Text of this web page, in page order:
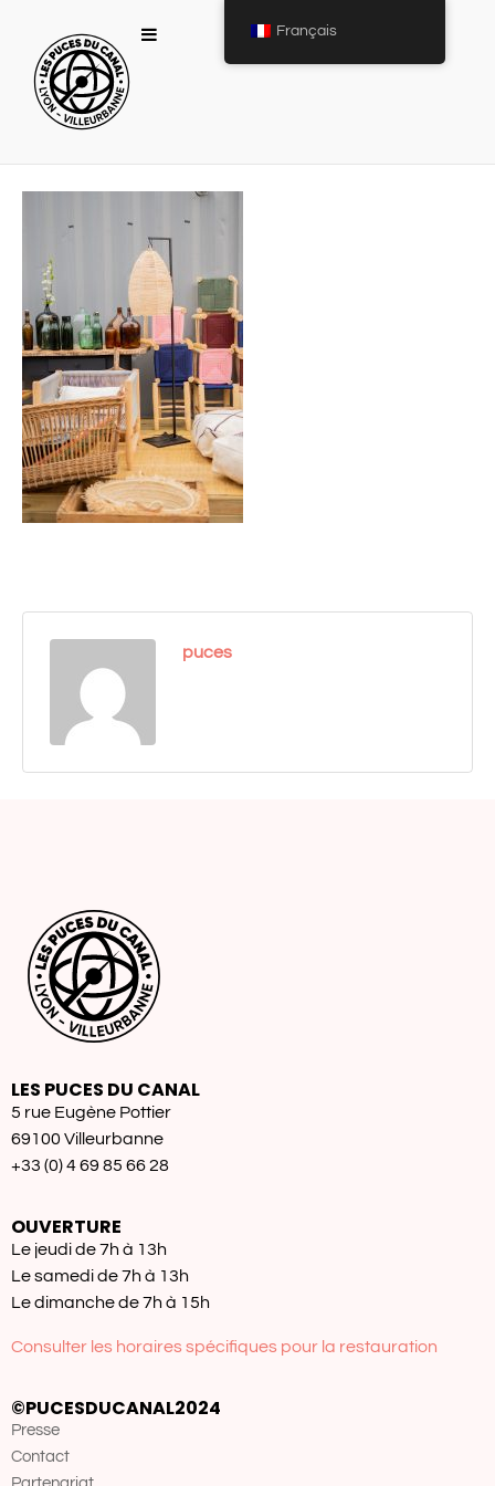
puces
LES PUCES DU CANAL
5 rue Eugène Pottier
69100 Villeurbanne
+33 (0) 4 69 85 66 28
OUVERTURE
Le jeudi de 7h à 13h
Le samedi de 7h à 13h
Le dimanche de 7h à 15h
Consulter les horaires spécifiques pour la restauration
©PUCESDUCANAL2024
Presse
Contact
Français